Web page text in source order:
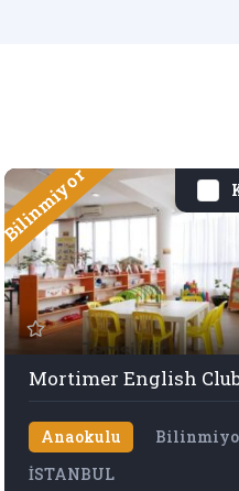
Bilinmiyor
Anaokulu
İSTANBUL